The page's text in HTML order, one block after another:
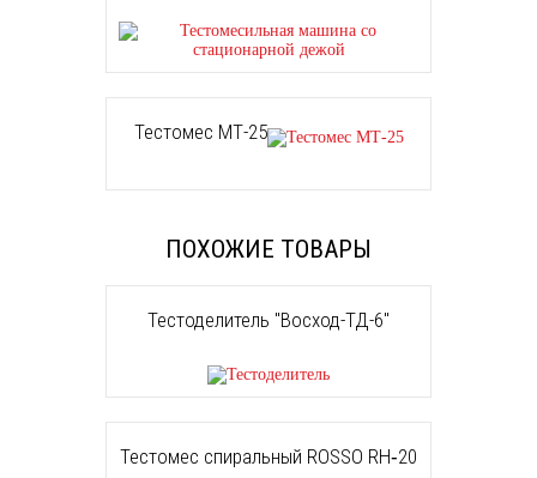
Тестомес МТ-25
ПОХОЖИЕ ТОВАРЫ
Тестоделитель "Восход-ТД-6"
Тестомес спиральный ROSSO RH‐20